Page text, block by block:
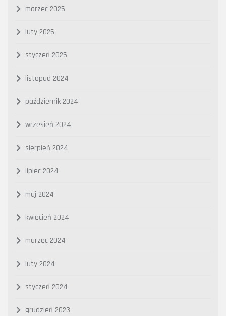
marzec 2025
luty 2025
styczeń 2025
listopad 2024
październik 2024
wrzesień 2024
sierpień 2024
lipiec 2024
maj 2024
kwiecień 2024
marzec 2024
luty 2024
styczeń 2024
grudzień 2023